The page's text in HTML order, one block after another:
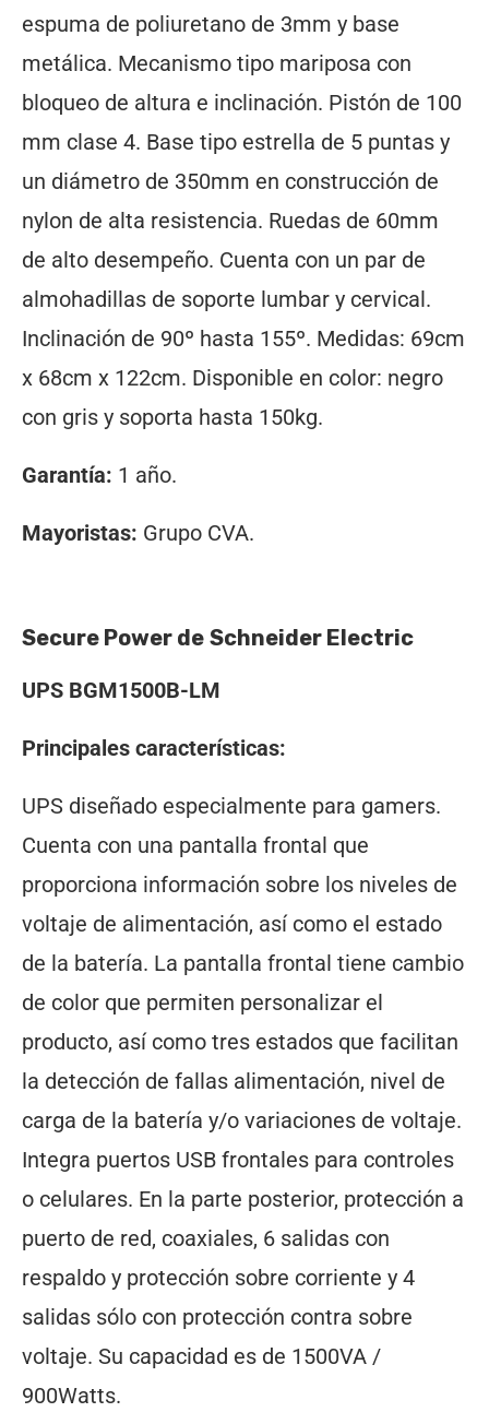
espuma de poliuretano de 3mm y base
metálica. Mecanismo tipo mariposa con
bloqueo de altura e inclinación. Pistón de 100
mm clase 4. Base tipo estrella de 5 puntas y
un diámetro de 350mm en construcción de
nylon de alta resistencia. Ruedas de 60mm
de alto desempeño. Cuenta con un par de
almohadillas de soporte lumbar y cervical.
Inclinación de 90º hasta 155º. Medidas: 69cm
x 68cm x 122cm. Disponible en color: negro
con gris y soporta hasta 150kg.
Garantía: 1 año.
Mayoristas: Grupo CVA.
Secure Power de Schneider Electric
UPS BGM1500B-LM
Principales características:
UPS diseñado especialmente para gamers.
Cuenta con una pantalla frontal que
proporciona información sobre los niveles de
voltaje de alimentación, así como el estado
de la batería. La pantalla frontal tiene cambio
de color que permiten personalizar el
producto, así como tres estados que facilitan
la detección de fallas alimentación, nivel de
carga de la batería y/o variaciones de voltaje.
Integra puertos USB frontales para controles
o celulares. En la parte posterior, protección a
puerto de red, coaxiales, 6 salidas con
respaldo y protección sobre corriente y 4
salidas sólo con protección contra sobre
voltaje. Su capacidad es de 1500VA /
900Watts.